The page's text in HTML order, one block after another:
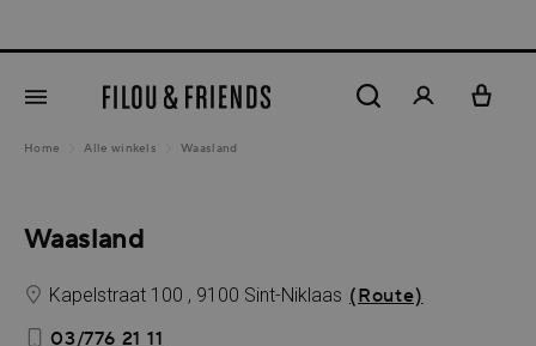
Home Alle winkels Waasland
Waasland
Kapelstraat 100 , 9100 Sint-Niklaas (Route)
03/776 21 11